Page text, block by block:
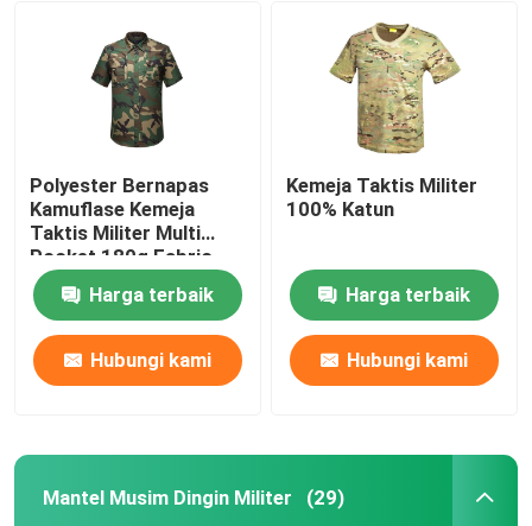
Polyester Bernapas
Kamuflase Kemeja
Taktis Militer Multi
Pocket 180g Fabric
Harga terbaik
Hubungi kami
Kemeja Taktis Militer
100% Katun
Harga terbaik
Hubungi kami
Mantel Musim Dingin Militer (29)